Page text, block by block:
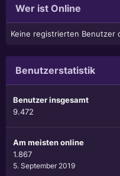
Wer ist Online
Keine registrierten Benutzer
Benutzerstatistik
Benutzer insgesamt
9.472
Am meisten online
1.867
5. September 2019